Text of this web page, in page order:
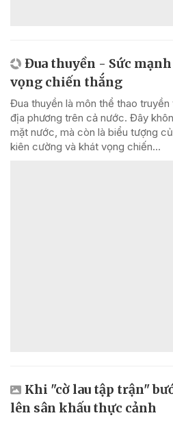
Đua thuyền - Sức
vọng chiến thắng
Đua thuyền là môn thể thao
địa phương trên cả nước. Đây
mặt nước, mà còn là biểu tượng
kiên cường và khát vọng chiến...
Khi "cờ lau tập trận"
lên sân khấu thực cảnh